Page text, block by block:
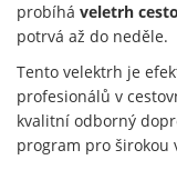
probíhá veletrh
potrvá až do neděle.
Tento velektrh je
profesionálů v
kvalitní odborný
program pro širokou